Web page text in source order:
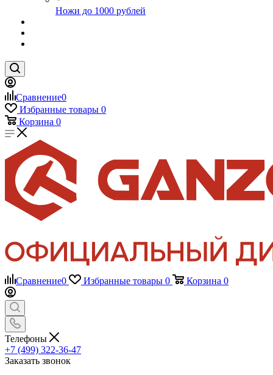
Ножи до 1000 рублей
Сравнение0
Избранные товары 0
Корзина 0
Сравнение0 Избранные товары 0 Корзина 0
Телефоны
+7 (499) 322-36-47
Заказать звонок